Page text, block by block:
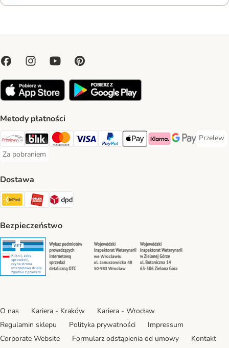
Metody płatności
Przelewy24 Payment Method
Blik Payment Method
MasterCard Payment Method
Visa Payment Method
PayPal Payment Method
Apple Pay Payment Method
Klarna Payment Method
Google Pay
Przelew
Przelew
Za pobraniem
Za pobraniem Payment Method
Dostawa
Paczkomat® Shipping Method
ORLEN Paczka Shipping Method
DPD Shipping Method
Bezpieczeństwo
Security Security Security
O nas Kariera - Kraków
Kariera - Wrocław
Regulamin sklepu
Polityka prywatności
Impressum
Corporate Website
Formularz odstąpienia od umowy
Kontakt